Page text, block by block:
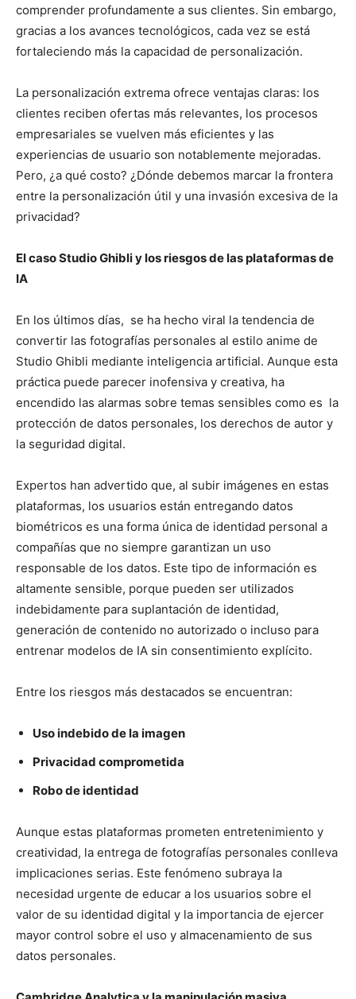
comprender profundamente a sus clientes. Sin embargo,
gracias a los avances tecnológicos, cada vez se está
fortaleciendo más la capacidad de personalización.
La personalización extrema ofrece ventajas claras: los
clientes reciben ofertas más relevantes, los procesos
empresariales se vuelven más eficientes y las
experiencias de usuario son notablemente mejoradas.
Pero, ¿a qué costo? ¿Dónde debemos marcar la frontera
entre la personalización útil y una invasión excesiva de la
privacidad?
El caso Studio Ghibli y los riesgos de las plataformas de
IA
En los últimos días, se ha hecho viral la tendencia de
convertir las fotografías personales al estilo anime de
Studio Ghibli mediante inteligencia artificial. Aunque esta
práctica puede parecer inofensiva y creativa, ha
encendido las alarmas sobre temas sensibles como es la
protección de datos personales, los derechos de autor y
la seguridad digital.
Expertos han advertido que, al subir imágenes en estas
plataformas, los usuarios están entregando datos
biométricos es una forma única de identidad personal a
compañías que no siempre garantizan un uso
responsable de los datos. Este tipo de información es
altamente sensible, porque pueden ser utilizados
indebidamente para suplantación de identidad,
generación de contenido no autorizado o incluso para
entrenar modelos de IA sin consentimiento explícito.
Entre los riesgos más destacados se encuentran:
Uso indebido de la imagen
Privacidad comprometida
Robo de identidad
Aunque estas plataformas prometen entretenimiento y
creatividad, la entrega de fotografías personales conlleva
implicaciones serias. Este fenómeno subraya la
necesidad urgente de educar a los usuarios sobre el
valor de su identidad digital y la importancia de ejercer
mayor control sobre el uso y almacenamiento de sus
datos personales.